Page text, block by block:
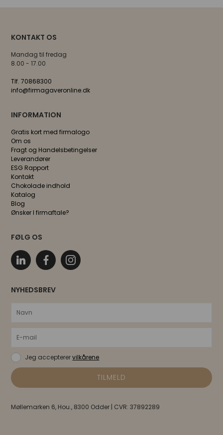
KONTAKT OS
Mandag til fredag
8.00 - 17.00
Tlf. 70868300
info@firmagaveronline.dk
INFORMATION
Gratis kort med firmalogo
Om os
Fragt og Handelsbetingelser
Leverandører
ESG Rapport
Kontakt
Chokolade indhold
Katalog
Blog
Ønsker I firmaftale?
FØLG OS
NYHEDSBREV
Jeg accepterervilkårene
Møllemarken 6, Hou., 8300 Odder | CVR: 37892289